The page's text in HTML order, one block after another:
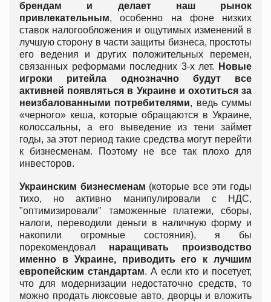
брендам и делает наш рынок
привлекательным, особенно на фоне низких
ставок налогообложения и ощутимых изменений в
лучшую сторону в части защиты бизнеса, простоты
его ведения и других положительных перемен,
связанных реформами последних 3-х лет.
Новые
игроки ритейла однозначно будут все
активней появляться в Украине и охотиться за
неизбалованными потребителями, ведь суммы
«черного» кеша, которые обращаются в Украине,
колоссальны, а его выведение из тени займет
годы, за этот период такие средства могут перейти
к бизнесменам. Поэтому не все так плохо для
инвесторов.
Украинским бизнесменам (которые все эти годы
тихо, но активно манипулировали с НДС,
"оптимизировали" таможенные платежи, сборы,
налоги, переводили деньги в наличную форму и
накопили огромные состояния), я бы
порекомендовал наращивать производство
именно в Украине, приводить его к лучшим
европейским стандартам. А если кто и посетует,
что для модернизации недостаточно средств, то
можно продать люксовые авто, дворцы и вложить